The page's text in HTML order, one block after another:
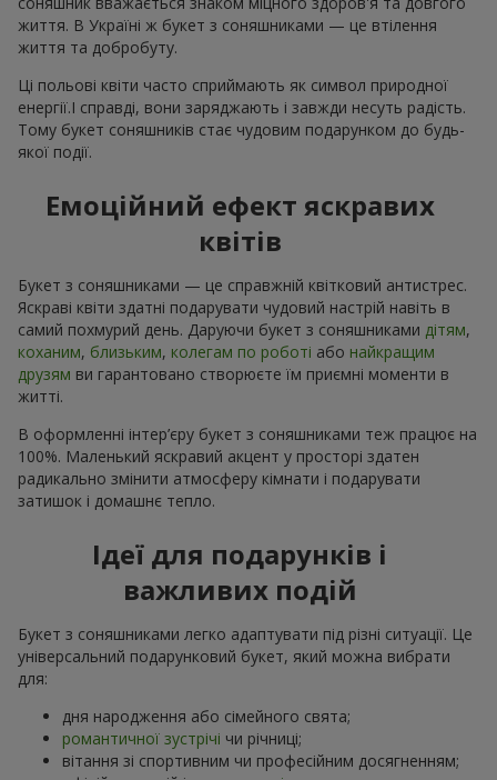
життя. В Україні ж букет з соняшниками — це втілення
життя та добробуту.
Ці польові квіти часто сприймають як символ природної
енергії.І справді, вони заряджають і завжди несуть радість.
Тому букет соняшників стає чудовим подарунком до будь-
якої події.
Емоційний ефект яскравих
квітів
Букет з соняшниками — це справжній квітковий антистрес.
Яскраві квіти здатні подарувати чудовий настрій навіть в
самий похмурий день. Даруючи букет з соняшниками дітям,
коханим, близьким, колегам по роботі або найкращим
друзям ви гарантовано створюєте їм приємні моменти в
житті.
В оформленні інтер’єру букет з соняшниками теж працює на
100%. Маленький яскравий акцент у просторі здатен
радикально змінити атмосферу кімнати і подарувати
затишок і домашнє тепло.
Ідеї для подарунків і
важливих подій
Букет з соняшниками легко адаптувати під різні ситуації. Це
універсальний подарунковий букет, який можна вибрати
для:
дня народження або сімейного свята;
романтичної зустрічі чи річниці;
вітання зі спортивним чи професійним досягненням;